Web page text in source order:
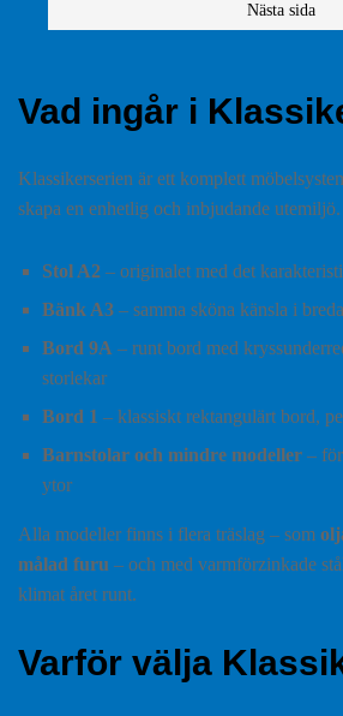
Nästa sida
Vad ingår i
Klassikerserien är ett komplett
skapa en enhetlig och inbjudande
Stol A2 – originalet med det
Bänk A3 – samma sköna känsla i
Bord 9A – runt bord med
storlekar
Bord 1 – klassiskt rektangulärt bord,
Barnstolar och mindre modeller –
ytor
Alla modeller finns i flera träslag – som
målad furu – och med varmförzinkade
klimat året runt.
Varför välja